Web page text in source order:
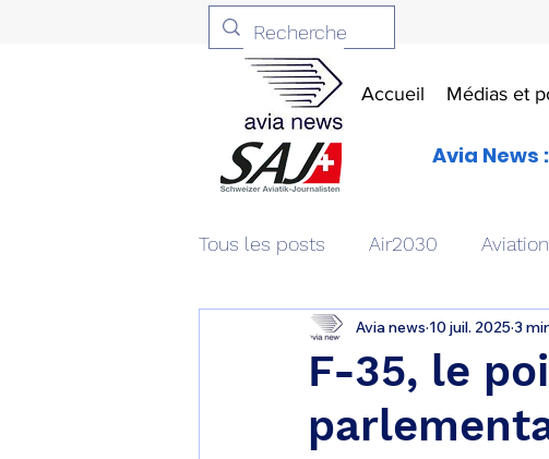
Accueil Médias et
Avia
Tous les posts Air2030
Aviation & Défense Livres
Patrimoine aéronautique
F-35, le
Avia news 10 juil. 20253